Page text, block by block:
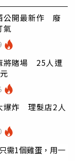
公開最新作 廢
氣
將賭場 25人遭
爆炸 理髮店2人
需1個雞蛋，用一